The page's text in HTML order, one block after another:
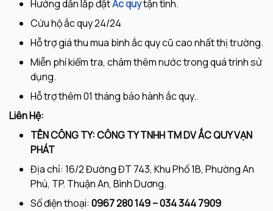
Hướng dẫn lắp đặtẮc quytận tình.
Cứu hộ ắc quy 24/24
Hỗ trợ giá thu mua bình ắc quy cũ cao nhất thị trường.
Miễn phí kiểm tra, châm thêm nước trong quá trình sử
dụng.
Hỗ trợ thêm 01 tháng bảo hành ắc quy..
Liên Hệ:
TÊN CÔNG TY: CÔNG TY TNHH TM DV ẮC QUY VẠN
PHÁT
Địa chỉ: 16/2 Đường ĐT 743, Khu Phố 1B, Phường An
Phú, TP. Thuận An, Bình Dương.
Số điện thoại: 0967 280 149 – 034 344 7909